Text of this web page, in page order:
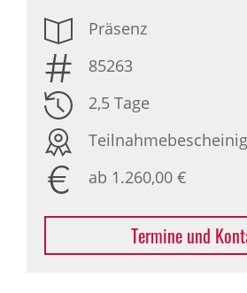
Präsenz
85263
2,5 Tage
ab 1.260,00 €
Termine und